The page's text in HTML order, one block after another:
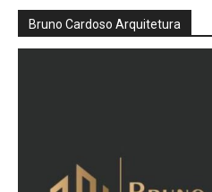
Bruno Cardoso Arquitetura